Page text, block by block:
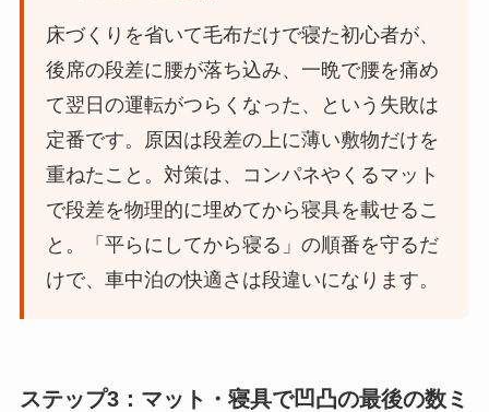
床づくりを省いて毛布だけで寝た初心者が、
後席の段差に腰が落ち込み、一晩で腰を痛め
て翌日の運転がつらくなった、という失敗は
定番です。原因は段差の上に薄い敷物だけを
重ねたこと。対策は、コンパネやくるマット
で段差を物理的に埋めてから寝具を載せるこ
と。「平らにしてから寝る」の順番を守るだ
けで、車中泊の快適さは段違いになります。
ステップ3：マット・寝具で凹凸の最後の数ミ